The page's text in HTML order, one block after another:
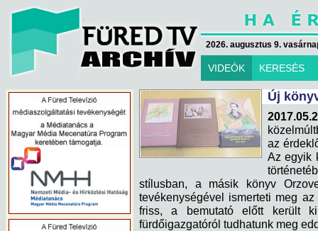
2026. augusztus 9.
VIDEÓK KERESÉS
Új
az
Az egyik
stílusban, a másik könyv
tevékenységével ismerteti meg
friss, a bemutató előtt került
fürdőigazgatóról tudhatunk meg